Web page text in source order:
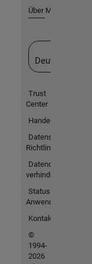
Über MathWorks
Deutschland
Trust
Center
Handelsmarken
Datenschutz-
Richtlinien
Datendiebstahl
verhindern
Status von
Anwendungen
Kontakt
©
1994-
2026